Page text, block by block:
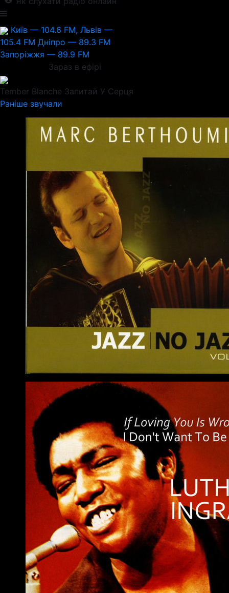
Київ — 104.6 FM, Львів —
105.4 FM Дніпро — 89.3 FM
Запоріжжя — 89.9 FM
Зараз в ефірі
Tember Blanche Запитай У Серця
Раніше звучали